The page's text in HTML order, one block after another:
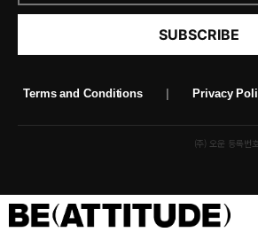
SUBSCRIBE
Terms and Conditions Privacy
(주) 오운 등록